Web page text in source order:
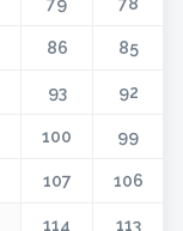
85
86
92
93
99
100
106
107
113
114